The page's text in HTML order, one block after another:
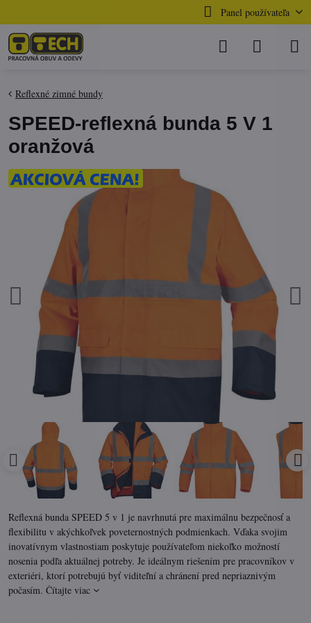
Panel používateľa
Reflexné zimné bundy
SPEED-reflexná bunda 5 V 1
oranžová
Reflexná bunda SPEED 5 v 1 je navrhnutá pre maximálnu bezpečnosť a
flexibilitu v akýchkoľvek poveternostných podmienkach. Vďaka svojim
inovatívnym vlastnostiam poskytuje používateľom niekoľko možností
nosenia podľa aktuálnej potreby. Je ideálnym riešením pre pracovníkov v
exteriéri, ktorí potrebujú byť viditeľní a chránení pred nepriaznivým
počasím. Čítajte viac